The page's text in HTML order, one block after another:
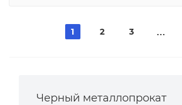
1 2 3
Черный металлопрокат